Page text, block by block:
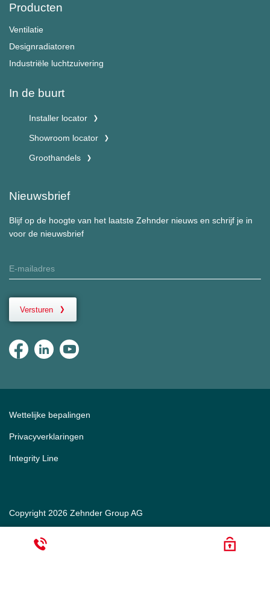
Producten
Ventilatie
Designradiatoren
Industriële luchtzuivering
In de buurt
Installer locator
Showroom locator
Groothandels
Nieuwsbrief
Blijf op de hoogte van het laatste Zehnder nieuws en schrijf je in
voor de nieuwsbrief
Versturen
Copyright 2026 Zehnder Group AG
Wettelijke bepalingen
Privacyverklaringen
Integrity Line